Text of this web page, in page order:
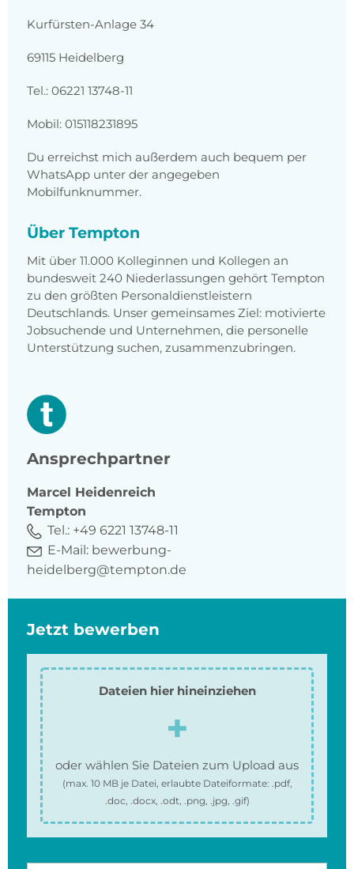
Kurfürsten-Anlage 34
69115 Heidelberg
Tel.: 06221 13748-11
Mobil: 015118231895
Du erreichst mich außerdem auch bequem per
WhatsApp unter der angegeben
Mobilfunknummer.
Über Tempton
Mit über 11.000 Kolleginnen und Kollegen an
bundesweit 240 Niederlassungen gehört Tempton
zu den größten Personaldienstleistern
Deutschlands. Unser gemeinsames Ziel: motivierte
Jobsuchende und Unternehmen, die personelle
Unterstützung suchen, zusammenzubringen.
Ansprechpartner
Marcel Heidenreich
Tempton
Tel.: +49 6221 13748-11
E-Mail: bewerbung-
heidelberg@tempton.de
Jetzt bewerben
Dateien hier hineinziehen
oder wählen Sie Dateien zum Upload aus
(max. 10 MBje Datei, erlaubte Dateiformate: .pdf,
.doc, .docx, .odt, .png, .jpg, .gif)